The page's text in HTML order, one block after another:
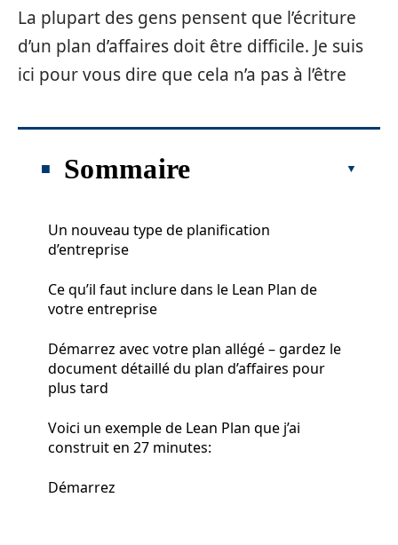
La plupart des gens pensent que l’écriture
d’un plan d’affaires doit être difficile. Je suis
ici pour vous dire que cela n’a pas à l’être
Sommaire
Un nouveau type de planification
d’entreprise
Ce qu’il faut inclure dans le Lean Plan de
votre entreprise
Démarrez avec votre plan allégé – gardez le
document détaillé du plan d’affaires pour
plus tard
Voici un exemple de Lean Plan que j’ai
construit en 27 minutes:
Démarrez